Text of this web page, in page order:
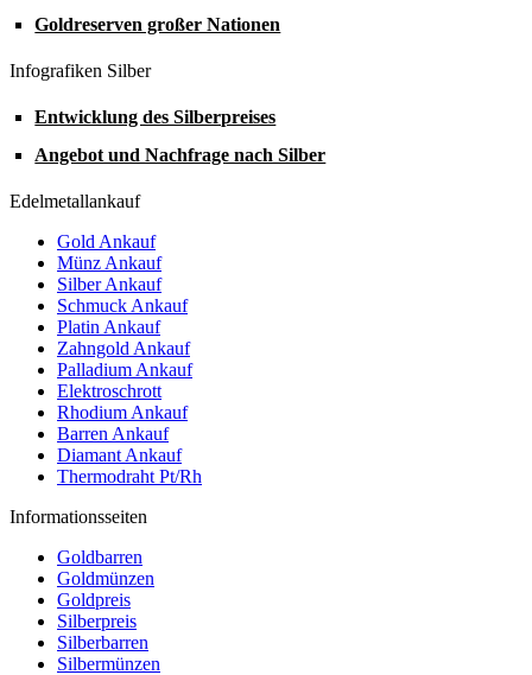
Goldreserven großer Nationen
Infografiken Silber
Entwicklung des Silberpreises
Angebot und Nachfrage nach Silber
Edelmetallankauf
Gold Ankauf
Münz Ankauf
Silber Ankauf
Schmuck Ankauf
Platin Ankauf
Zahngold Ankauf
Palladium Ankauf
Elektroschrott
Rhodium Ankauf
Barren Ankauf
Diamant Ankauf
Thermodraht Pt/Rh
Informationsseiten
Goldbarren
Goldmünzen
Goldpreis
Silberpreis
Silberbarren
Silbermünzen